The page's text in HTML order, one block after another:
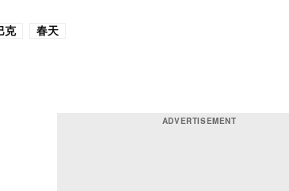
克 春天